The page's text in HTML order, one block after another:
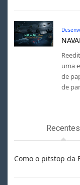
uma
de
de
Recentes
Como o pitstop da